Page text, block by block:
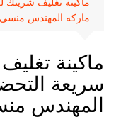
ماركه المهندس منسي
ماكينة
المهندس